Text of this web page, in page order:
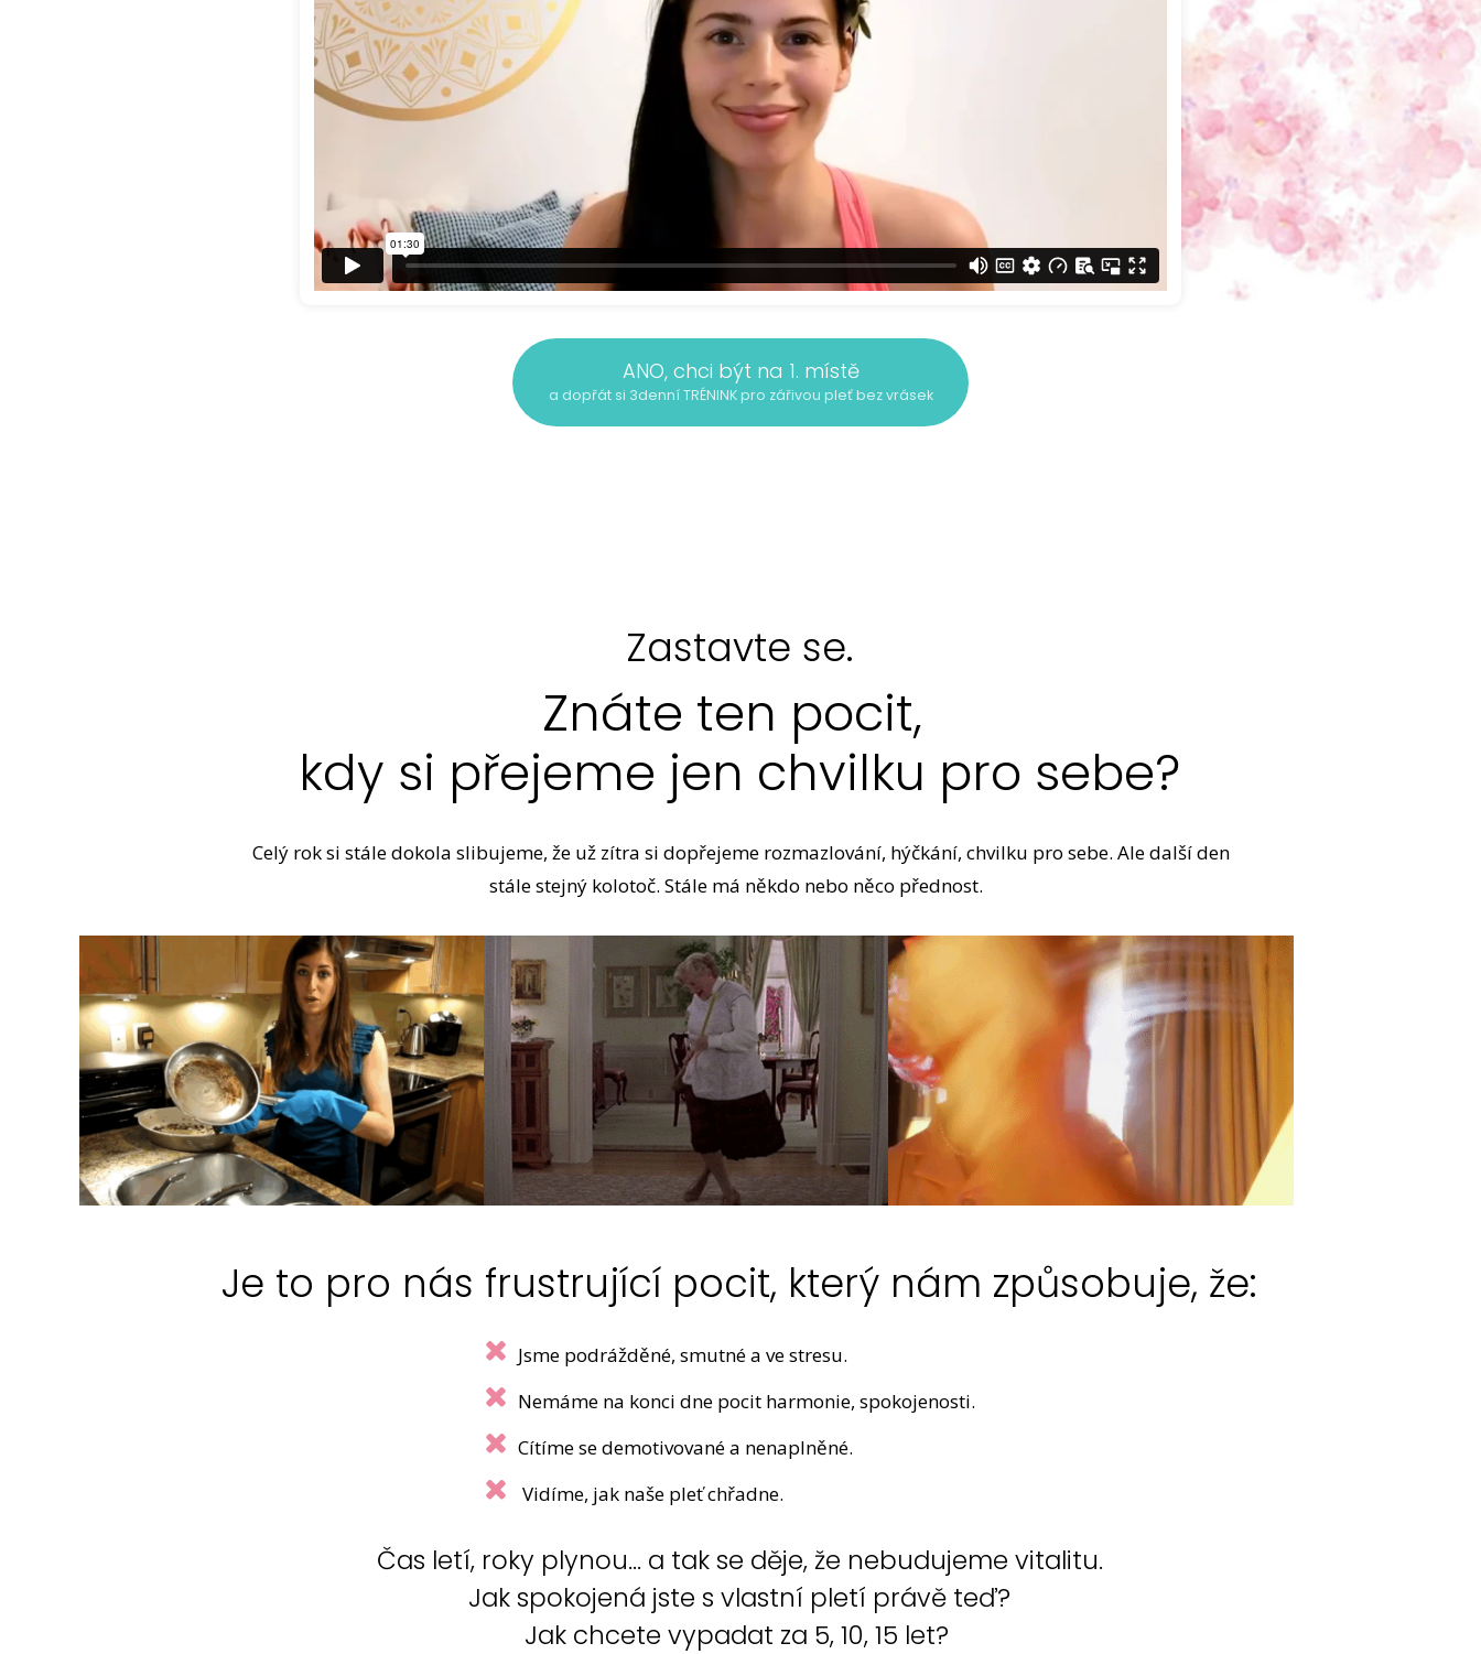
ANO, chci být na 1. místě
a dopřát si 3denní TRÉNINK pro zářivou pleť bez vrásek
Zastavte se.
Znáte ten pocit,
kdy si přejeme jen chvilku pro sebe?
Celý rok si stále dokola slibujeme, že už zítra si dopřejeme rozmazlování, hýčkání, chvilku pro sebe. Ale další den
stále stejný kolotoč. Stále má někdo nebo něco přednost.
Je to pro nás frustrující pocit, který nám způsobuje, že:
Jsme podrážděné, smutné a ve stresu.
Nemáme na konci dne pocit harmonie, spokojenosti.
Cítíme se demotivované a nenaplněné.
Vidíme, jak naše pleť chřadne.
Čas letí, roky plynou... a tak se děje, že nebudujeme vitalitu.
Jak spokojená jste s vlastní pletí právě teď?
Jak chcete vypadat za 5, 10, 15 let?